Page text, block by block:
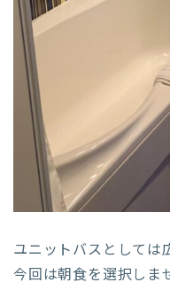
ユニットバスとしては
今回は朝食を選択しま